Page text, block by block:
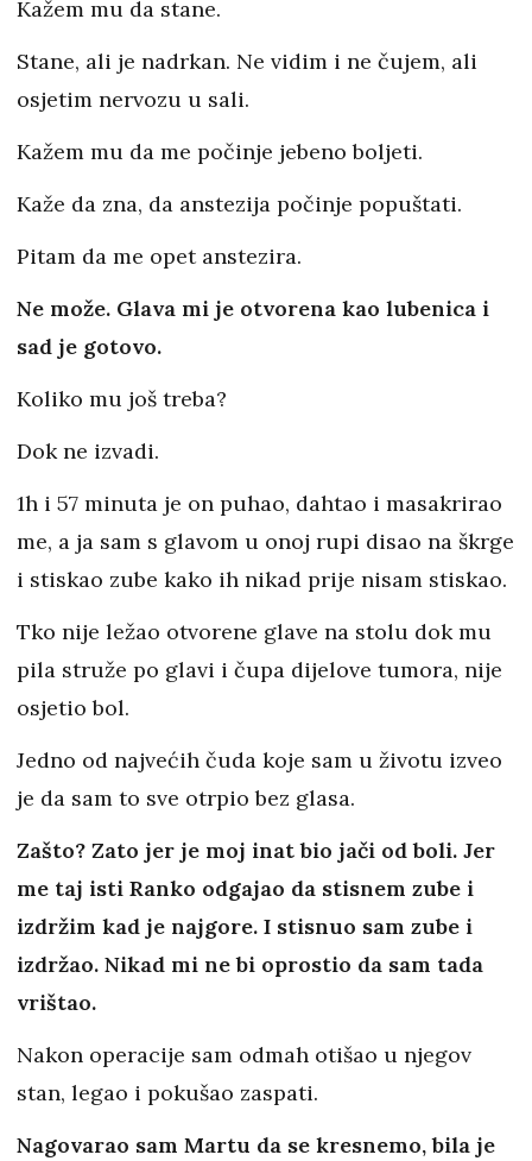
Kažem mu da stane.
Stane, ali je nadrkan. Ne vidim i ne čujem, ali
osjetim nervozu u sali.
Kažem mu da me počinje jebeno boljeti.
Kaže da zna, da anstezija počinje popuštati.
Pitam da me opet anstezira.
Ne može. Glava mi je otvorena kao lubenica i
sad je gotovo.
Koliko mu još treba?
Dok ne izvadi.
1h i 57 minuta je on puhao, dahtao i masakrirao
me, a ja sam s glavom u onoj rupi disao na škrge
i stiskao zube kako ih nikad prije nisam stiskao.
Tko nije ležao otvorene glave na stolu dok mu
pila struže po glavi i čupa dijelove tumora, nije
osjetio bol.
Jedno od najvećih čuda koje sam u životu izveo
je da sam to sve otrpio bez glasa.
Zašto? Zato jer je moj inat bio jači od boli. Jer
me taj isti Ranko odgajao da stisnem zube i
izdržim kad je najgore. I stisnuo sam zube i
izdržao. Nikad mi ne bi oprostio da sam tada
vrištao.
Nakon operacije sam odmah otišao u njegov
stan, legao i pokušao zaspati.
Nagovarao sam Martu da se kresnemo, bila je